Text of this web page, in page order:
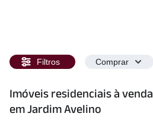
Filtros Comprar
Imóveis residenciais à venda
em Jardim Avelino